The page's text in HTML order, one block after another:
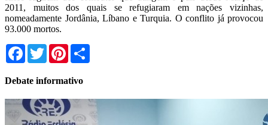
2011, muitos dos quais se refugiaram em nações vizinhas,
nomeadamente Jordânia, Líbano e Turquia. O conflito já provocou
93.000 mortos.
Facebook
TwitterPinterest
Debate informativo